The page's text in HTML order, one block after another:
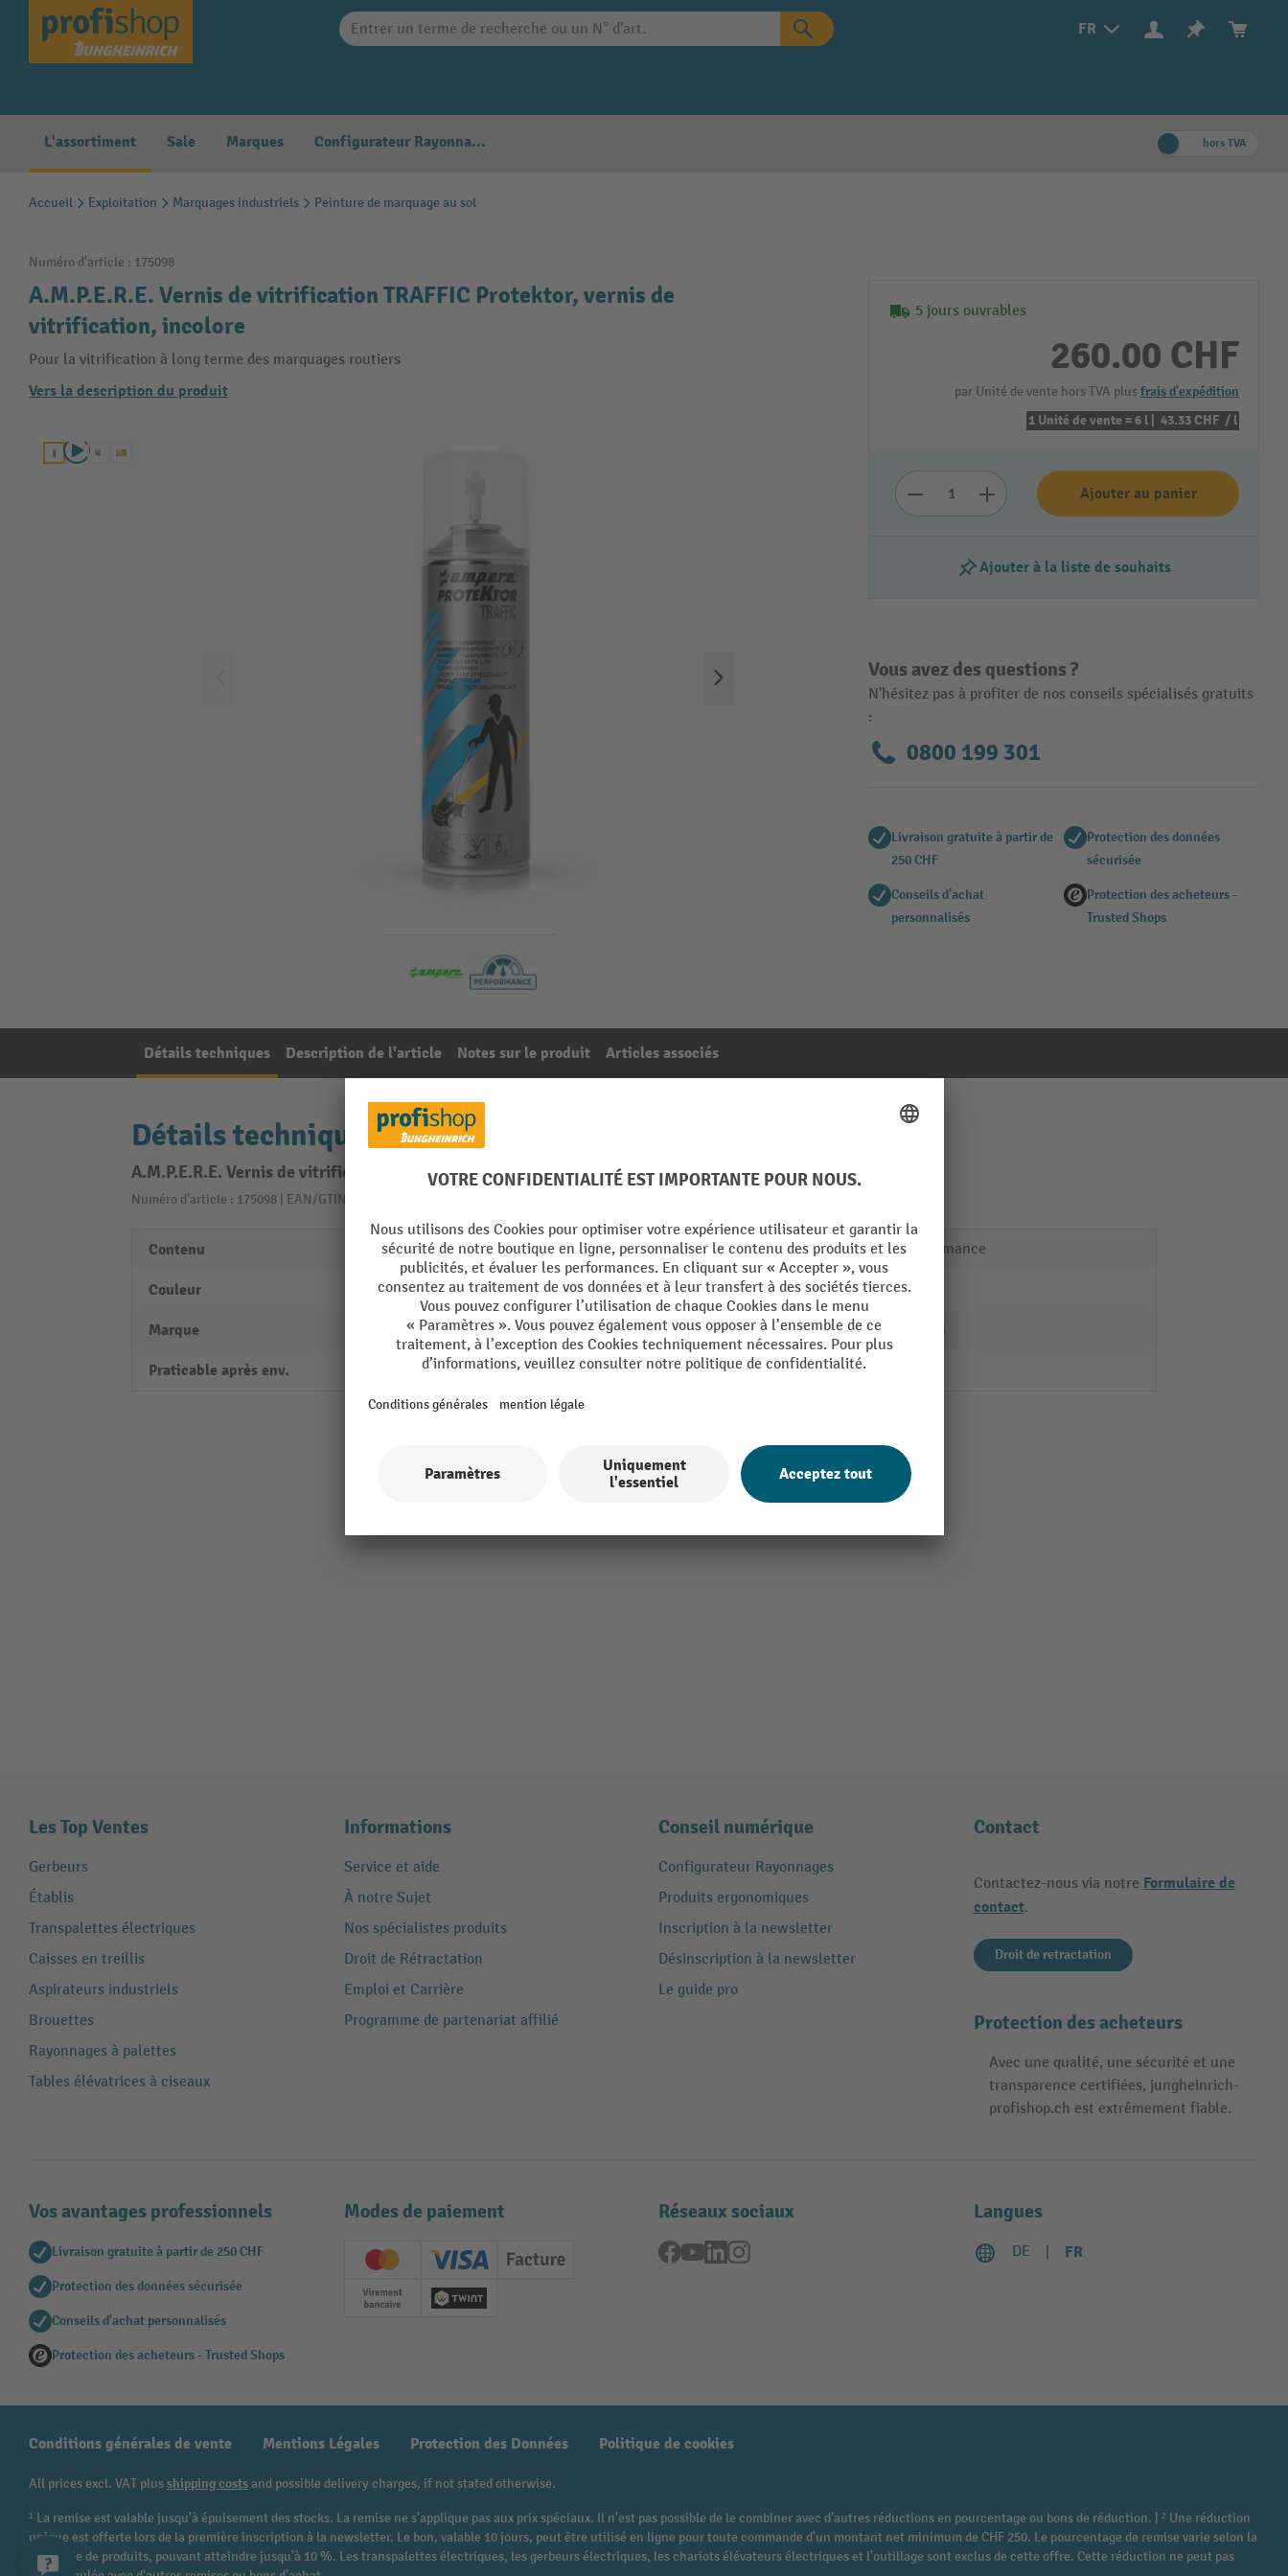
Skip to main navigation FR
L'assortiment Sale Marques Configurateur Rayonnages hors TVA
Accueil Exploitation Marquages industriels Peinture de marquage au sol
Numéro d'article : 175098
A.M.P.E.R.E. Vernis de vitrification TRAFFIC Protektor, vernis de
vitrification, incolore
Pour la vitrification à long terme des marquages routiers
Vers la description du produit
Lire la vidéo
5 jours ouvrables
260.00 CHF
par Unité de vente hors TVA plus frais d'expédition
1 Unité de vente = 6 l | 43.33 CHF / l
Ajouter au panier
Ajouter à la liste de souhaits
Vous avez des questions ?
N'hésitez pas à profiter de nos conseils spécialisés gratuits
:
0800 199 301
Livraison gratuite à partir de
250 CHF
Protection des données
sécurisée
Conseils d'achat
personnalisés
Protection des acheteurs -
Trusted Shops
Détails techniques Description de l'article Notes sur le produit Articles associés
Détails techniques
A.M.P.E.R.E. Vernis de vitrification TRAFFIC Protektor, vernis de vitrification, incolore
Numéro d'article : 175098 | EAN/GTIN: 43495881401001
Contenu 500 ml
Couleur transparent
Marque A.M.P.E.R.E.
Praticable après env.
Rubrique Performance
Temps de durcissement approx. 4 h.
Temps de séchage 20 min
UE
Les Top Ventes
Gerbeurs
Établis
Transpalettes électriques
Caisses en treillis
Aspirateurs industriels
Brouettes
Rayonnages à palettes
Tables élévatrices à ciseaux
Informations
Service et aide
À notre Sujet
Nos spécialistes produits
Droit de Rétractation
Emploi et Carrière
Programme de partenariat affilié
Conseil numérique
Configurateur Rayonnages
Produits ergonomiques
Inscription à la newsletter
Désinscription à la newsletter
Le guide pro
Contact
Contactez-nous via notre Formulaire de
contact.
Droit de retractation
Protection des acheteurs
Avec une qualité, une sécurité et une
transparence certifiées, jungheinrich-
profishop.ch est extrêmement fiable.
Vos avantages professionnels
Livraison gratuite à partir de 250 CHF
Protection des données sécurisée
Conseils d'achat personnalisés
Protection des acheteurs - Trusted Shops
Modes de paiement
Creditcard (Master)Creditcard (Visa)
Facture
Paiement anticipé
Twint
Réseaux sociaux
Facebook
YouTubeLinkedInInstagram
Langues
DE FR
Conditions générales de vente Mentions Légales Protection des Données Politique de cookies
All prices excl. VAT plusshipping costsand possible delivery charges, if not stated otherwise.
¹ La remise est valable jusqu'à épuisement des stocks. La remise ne s'applique pas aux prix spéciaux. Il n'est pas possible de le combiner avec d'autres réductions en pourcentage ou bons de réduction. | ² Une réduction
unique est offerte lors de la première inscription à la newsletter. Le bon, valable 10 jours, peut être utilisé en ligne pour toute commande d'un montant net minimum de CHF 250. Le pourcentage de remise varie selon la
catégorie de produits, pouvant atteindre jusqu'à 10 %. Les transpalettes électriques, les gerbeurs électriques, les chariots élévateurs électriques et l'outillage sont exclus de cette offre. Cette réduction ne peut pas